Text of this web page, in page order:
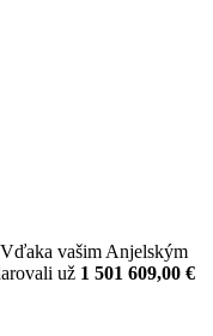
vašim Anjelským
už 1 501 609,00 €